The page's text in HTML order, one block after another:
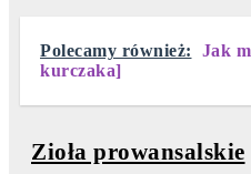
Polecamy również:
Jak
kurczaka]
Zioła prowansalskie